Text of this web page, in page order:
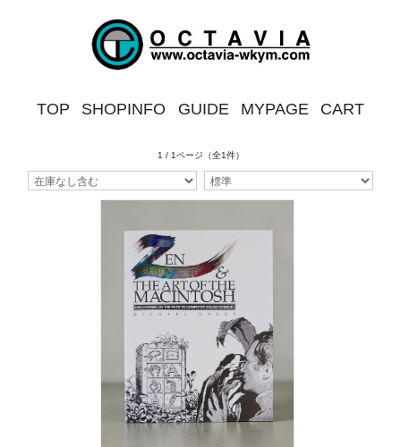
TOP SHOPINFO GUIDE MYPAGE CART
1 / 1ページ （全1件）